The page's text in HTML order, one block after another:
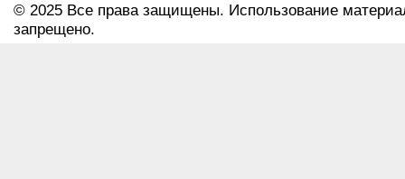
© 2025 Все права защищены. Использование
запрещено.